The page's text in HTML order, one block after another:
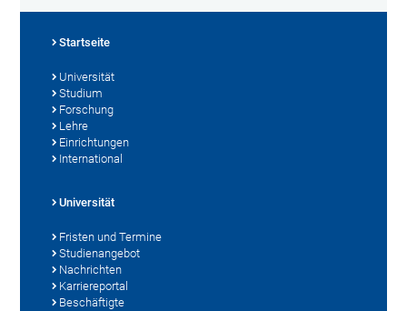
Startseite
Universität
Studium
Forschung
Lehre
Einrichtungen
International
Universität
Fristen und Termine
Studienangebot
Nachrichten
Karriereportal
Beschäftigte